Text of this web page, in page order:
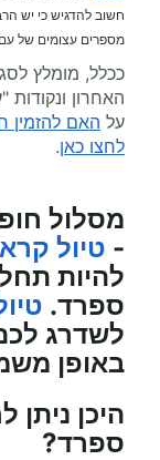
חשוב להדגיש כי יש
מספרים עצומים של
ככלל, מומלץ
האחרון
על האם להזמין
לחצו כאן.
מסלול
- טיול
להיות
ספרד.
לשדרג
באופן
היכן
ספרד?